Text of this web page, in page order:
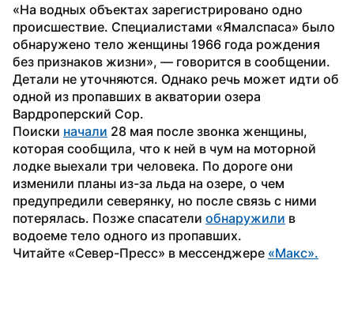
«На водных объектах зарегистрировано одно
происшествие. Специалистами «Ямалспаса» было
обнаружено тело женщины 1966 года рождения
без признаков жизни», — говорится в сообщении.
Детали не уточняются. Однако речь может идти об
одной из пропавших в акватории озера
Вардроперский Сор.
Поиски начали 28 мая после звонка женщины,
которая сообщила, что к ней в чум на моторной
лодке выехали три человека. По дороге они
изменили планы из-за льда на озере, о чем
предупредили северянку, но после связь с ними
потерялась. Позже спасатели обнаружили в
водоеме тело одного из пропавших.
Читайте «Север-Пресс» в мессенджере «Макс».